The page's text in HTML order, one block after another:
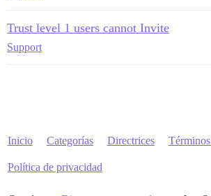
Trust level 1 users cannot Invite
Support
Inicio Categorías Directrices
Política de privacidad